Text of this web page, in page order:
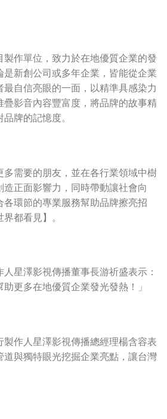
製作單位，致力於在地優質企業的發
是新創公司或多年企業，皆能從企業
自信亮眼的一面，以精準具感染力
疊影音內容豐富度，將品牌的故事精
牌的記憶度。
多需要的朋友，並在各行業領域中樹
造正面影響力，同時帶動讓社會向
各環節的專業服務幫助品牌擦亮招
都看見】。
人星澤影視傳播董事長游祈盛表示：
助更多在地優質企業發光發熱！」
製作人星澤影視傳播總經理楊含容表
道與獨特眼光挖掘企業亮點，讓台灣